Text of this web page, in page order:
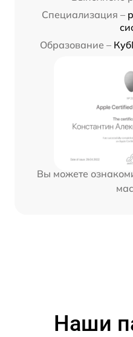
Специализация –
Образование –
Вы можете
Наши